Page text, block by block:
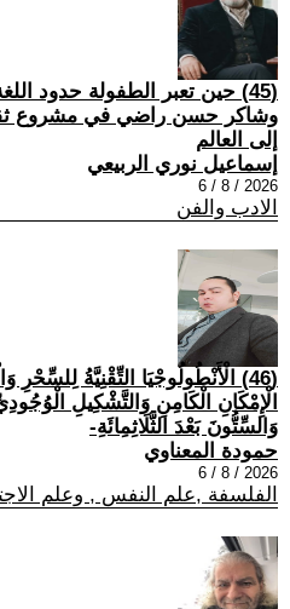
(45) حين تعبر الطفولة حدود
وشاكر حسن راضي في مشروع
إلى العالم
إسماعيل نوري الربيعي
2026 / 8 / 6
الادب والفن
(46) الْأَنْطُولُوجْيَا التِّقْنِيَّةُ
الْإِمْكَانِ الْكَامِنِ وَالتَّشْكِيلِ
وَالسِّتُّونَ بَعْدَ الثَّلَاثِمِائَةِ-
حمودة المعناوي
2026 / 8 / 6
الفلسفة ,علم النفس , وعلم